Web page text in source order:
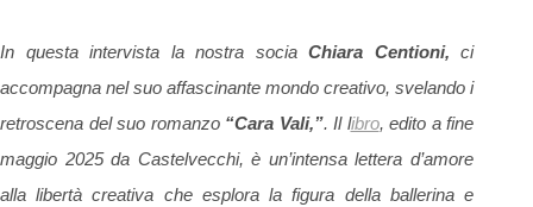
In questa intervista la nostra socia Chiara Centioni, ci
accompagna nelsuo affascinante mondo creativo, svelando i
retroscena del suo romanzo “Cara Vali,”. Il libro, edito a fine
maggio 2025 da Castelvecchi, è un’intensa lettera d’amore
alla libertà creativa che esplora la figura della ballerina e